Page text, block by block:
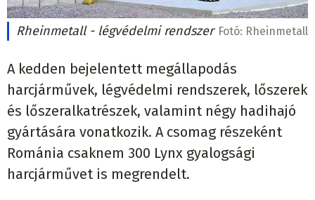
Rheinmetall - légvédelmi rendszer Fotó: Rheinmetall
A kedden bejelentett megállapodás
harcjárművek, légvédelmi rendszerek, lőszerek
és lőszeralkatrészek, valamint négy hadihajó
gyártására vonatkozik. A csomag részeként
Románia csaknem 300 Lynx gyalogsági
harcjárművet is megrendelt.